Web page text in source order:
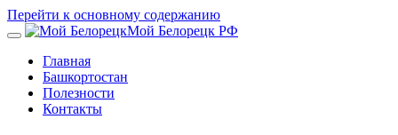
Перейти к основному содержанию
Мой Белорецк РФ
Главная
Башкортостан
Полезности
Контакты